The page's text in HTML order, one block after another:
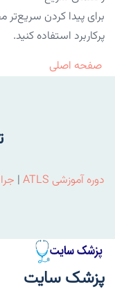
برای پیدا کردن
پرکاربرد استفاده کنید.
صفحه اصلی
دوره آموزشی ATLS |
پزشک سایت